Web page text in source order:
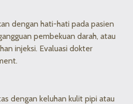
dengan hati-hati pada pasien
pembekuan darah, atau
injeksi. Evaluasi dokter
dengan keluhan kulit pipi atau